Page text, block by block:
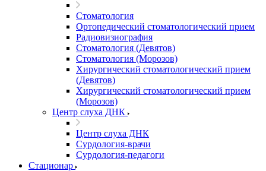
Стоматология
Ортопедический стоматологический прием
Радиовизиография
Стоматология (Девятов)
Стоматология (Морозов)
Хирургический стоматологический прием
(Девятов)
Хирургический стоматологический прием
(Морозов)
Центр слуха ДНК
Центр слуха ДНК
Сурдология-врачи
Сурдология-педагоги
Стационар